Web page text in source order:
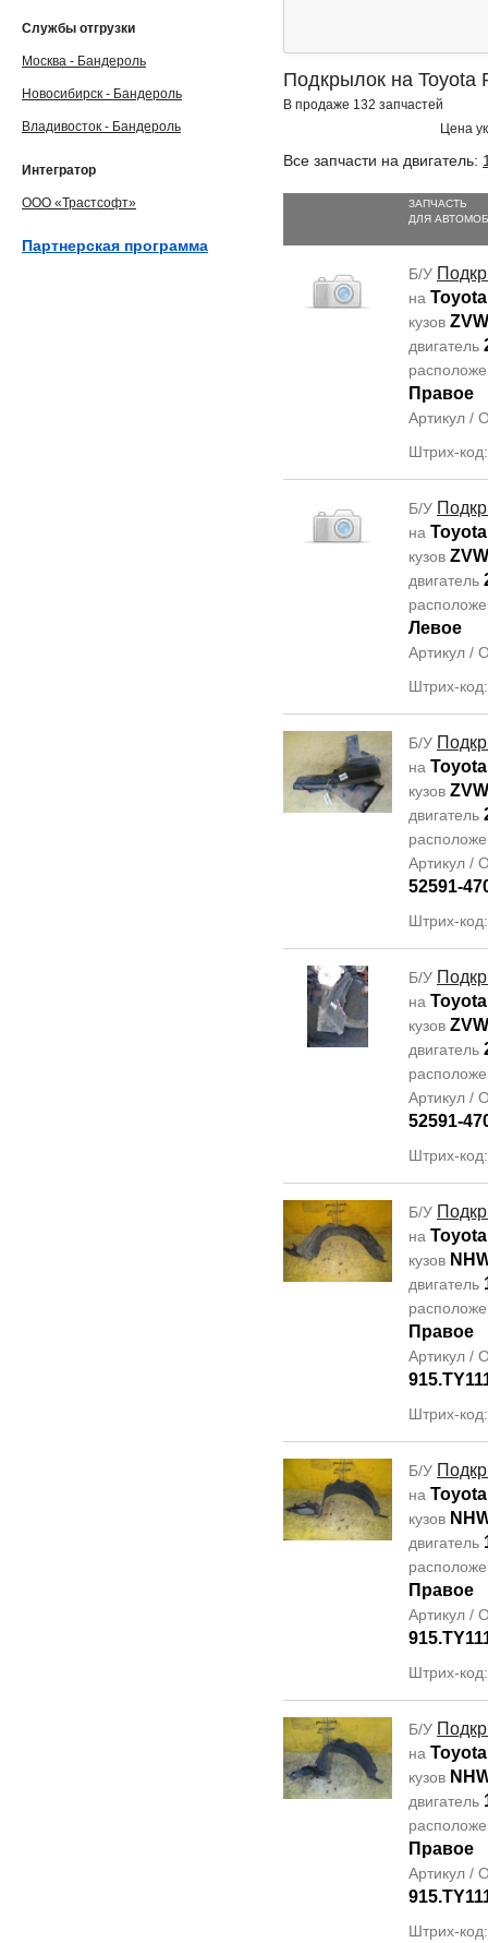
Подкрылок на Toyota
В продаже 132 запчастей
Цена
Все запчасти на двигатель:
ЗАПЧАСТЬ
ДЛЯ
Б/У
на
кузов
двигатель
Правое
Артикул /
Штрих-
Б/У
на
кузов
двигатель
Левое
Артикул /
Штрих-
Б/У
на
кузов
двигатель
Артикул /
52591-
Штрих-
Б/У
на
кузов
двигатель
Артикул /
52591-
Штрих-
Б/У
на
кузов
двигатель
Правое
Артикул /
Штрих-
Б/У
на
кузов
двигатель
Правое
Артикул /
Штрих-
Б/У
на
кузов
двигатель
Правое
Артикул /
Штрих-
Службы отгрузки
Москва - Бандероль
Новосибирск - Бандероль
Владивосток - Бандероль
Интегратор
ООО «Трастсофт»
Партнерская программа